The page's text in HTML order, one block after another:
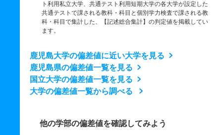
ト利用私立大学、共通テスト利用短期大学の各大学が設定した
共通テストで課される教科・科目と個別学力検査で課される教
科・科目で集計した、【記述総合集計】の判定値を掲載してい
ます。
鹿児島大学の偏差値に近い大学を見る
鹿児島県の偏差値一覧を見る
国立大学の偏差値一覧を見る
大学の偏差値一覧から調べる
他の学部の偏差値を確認してみよう